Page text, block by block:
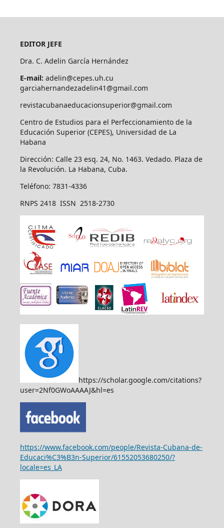
EDITOR JEFE
Dra. C. Adelin García Hernández
E-mail: adelin@cepes.uh.cu
garciahernandezadelin41@gmail.com
revistacubanaeducacionsuperior@gmail.com
Centro de Estudios para el Perfeccionamiento de la
Educación Superior (CEPES), Universidad de La
Habana
Dirección: Calle 23 esq. 24, No. 1463. Vedado. Plaza de
la Revolución. La Habana, Cuba.
Teléfono: 7831-4336
RNPS 2418 ISSN 2518-2730
https://scholar.google.com/citations?
user=2Nf0GWoAAAAJ&hl=es
https://www.facebook.com/people/Revista-Cubana-de-
Educaci%C3%B3n-Superior/61552053680250/?
locale=es_LA